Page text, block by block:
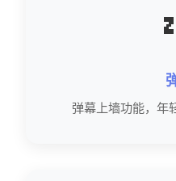
弹幕上墙功能，年